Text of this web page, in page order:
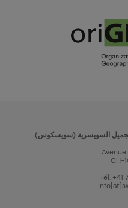
السويسرية (سويسكوس)
CH-
Tél. +41